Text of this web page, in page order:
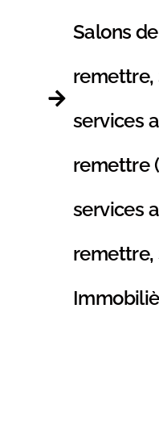
Salons
remettre,
services
remettre
services
remettre,